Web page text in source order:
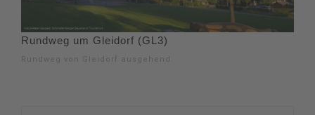
Rundweg um Gleidorf (GL3)
Rundweg von Gleidorf ausgehend.